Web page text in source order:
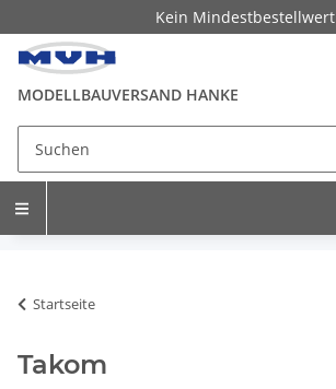
Kein Mindestbestellwert
MODELLBAUVERSAND HANKE
Startseite
Takom